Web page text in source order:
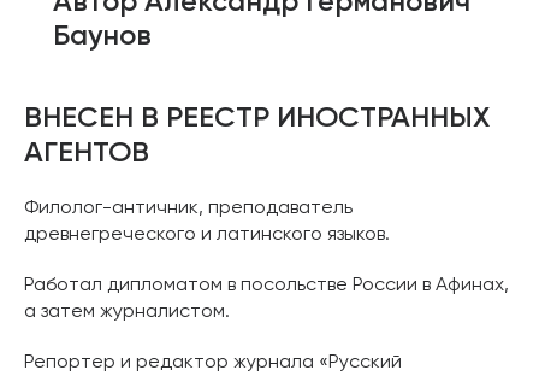
Баунов
ВНЕСЕН В РЕЕСТР ИНОСТРАННЫХ
АГЕНТОВ
Филолог-античник, преподаватель
древнегреческого и латинского языков.
Работал дипломатом в посольстве России в Афинах,
а затем журналистом.
Репортер и редактор журнала «Русский